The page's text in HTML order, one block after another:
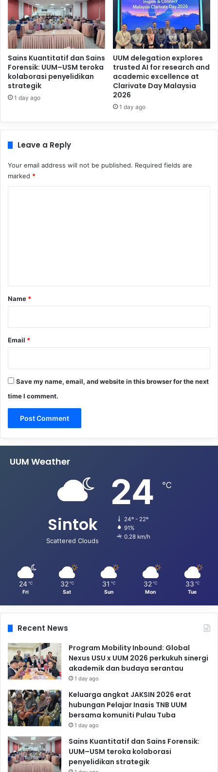
Sains Kuantitatif dan Sains
Forensik: UUM–USM teroka
kolaborasi penyelidikan
strategik
1 day ago
UUM delegation explores
trusted AI for research and
academic excellence at
Clarivate Day Malaysia
2026
1 day ago
Leave a Reply
Your email address will not be published. Required fields are
marked *
*
Name *
Email *
Save my name, email, and website in this browser for the next
time I comment.
UUM Weather
Sintok
Scattered Clouds
24 ℃
24º - 22º
91%
0.28 km/h
24 ℃
Fri
32 ℃
Sat
31 ℃
Sun
32 ℃
Mon
33 ℃
Tue
Recent News
Program Mobility Inbound: Global
Nexus USU x UUM 2026 perkukuh sinergi
akademik dan budaya serantau
1 day ago
Keluarga angkat JAKSIN 2026 erat
hubungan Pelajar Inasis TNB UUM
bersama komuniti Pulau Tuba
1 day ago
Sains Kuantitatif dan Sains Forensik:
UUM–USM teroka kolaborasi
penyelidikan strategik